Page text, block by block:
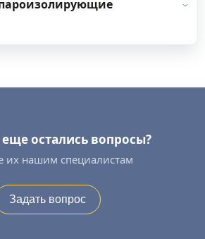
еще остались вопросы?
их нашим специалистам
Задать вопрос